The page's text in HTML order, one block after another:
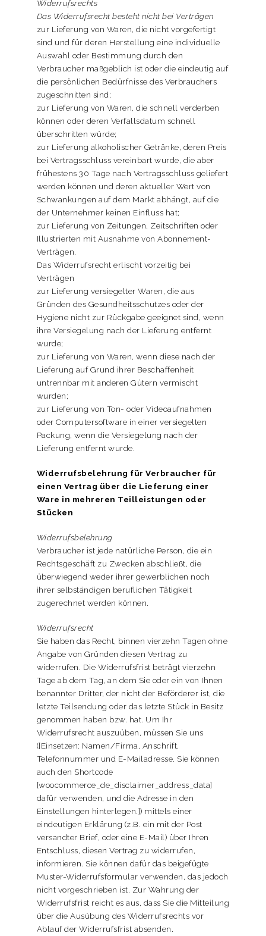
Widerrufsrechts
Das Widerrufsrecht besteht nicht bei Verträgen
zur Lieferung von Waren, die nicht vorgefertigt
sind und für deren Herstellung eine individuelle
Auswahl oder Bestimmung durch den
Verbraucher maßgeblich ist oder die eindeutig auf
die persönlichen Bedürfnisse des Verbrauchers
zugeschnitten sind;
zur Lieferung von Waren, die schnell verderben
können oder deren Verfallsdatum schnell
überschritten würde;
zur Lieferung alkoholischer Getränke, deren Preis
bei Vertragsschluss vereinbart wurde, die aber
frühestens 30 Tage nach Vertragsschluss geliefert
werden können und deren aktueller Wert von
Schwankungen auf dem Markt abhängt, auf die
der Unternehmer keinen Einfluss hat;
zur Lieferung von Zeitungen, Zeitschriften oder
Illustrierten mit Ausnahme von Abonnement-
Verträgen.
Das Widerrufsrecht erlischt vorzeitig bei
Verträgen
zur Lieferung versiegelter Waren, die aus
Gründen des Gesundheitsschutzes oder der
Hygiene nicht zur Rückgabe geeignet sind, wenn
ihre Versiegelung nach der Lieferung entfernt
wurde;
zur Lieferung von Waren, wenn diese nach der
Lieferung auf Grund ihrer Beschaffenheit
untrennbar mit anderen Gütern vermischt
wurden;
zur Lieferung von Ton- oder Videoaufnahmen
oder Computersoftware in einer versiegelten
Packung, wenn die Versiegelung nach der
Lieferung entfernt wurde.
Widerrufsbelehrung für Verbraucher für
einen Vertrag über die Lieferung einer
Ware in mehreren Teilleistungen oder
Stücken
Widerrufsbelehrung
Verbraucher ist jede natürliche Person, die ein
Rechtsgeschäft zu Zwecken abschließt, die
überwiegend weder ihrer gewerblichen noch
ihrer selbständigen beruflichen Tätigkeit
zugerechnet werden können.
Widerrufsrecht
Sie haben das Recht, binnen vierzehn Tagen ohne
Angabe von Gründen diesen Vertrag zu
widerrufen. Die Widerrufsfrist beträgt vierzehn
Tage ab dem Tag, an dem Sie oder ein von Ihnen
benannter Dritter, der nicht der Beförderer ist, die
letzte Teilsendung oder das letzte Stück in Besitz
genommen haben bzw. hat. Um Ihr
Widerrufsrecht auszuüben, müssen Sie uns
([Einsetzen: Namen/Firma, Anschrift,
Telefonnummer und E-Mailadresse. Sie können
auch den Shortcode
[woocommerce_de_disclaimer_address_data]
dafür verwenden, und die Adresse in den
Einstellungen hinterlegen.]) mittels einer
eindeutigen Erklärung (z.B. ein mit der Post
versandter Brief, oder eine E-Mail) über Ihren
Entschluss, diesen Vertrag zu widerrufen,
informieren. Sie können dafür das beigefügte
Muster-Widerrufsformular verwenden, das jedoch
nicht vorgeschrieben ist. Zur Wahrung der
Widerrufsfrist reicht es aus, dass Sie die Mitteilung
über die Ausübung des Widerrufsrechts vor
Ablauf der Widerrufsfrist absenden.